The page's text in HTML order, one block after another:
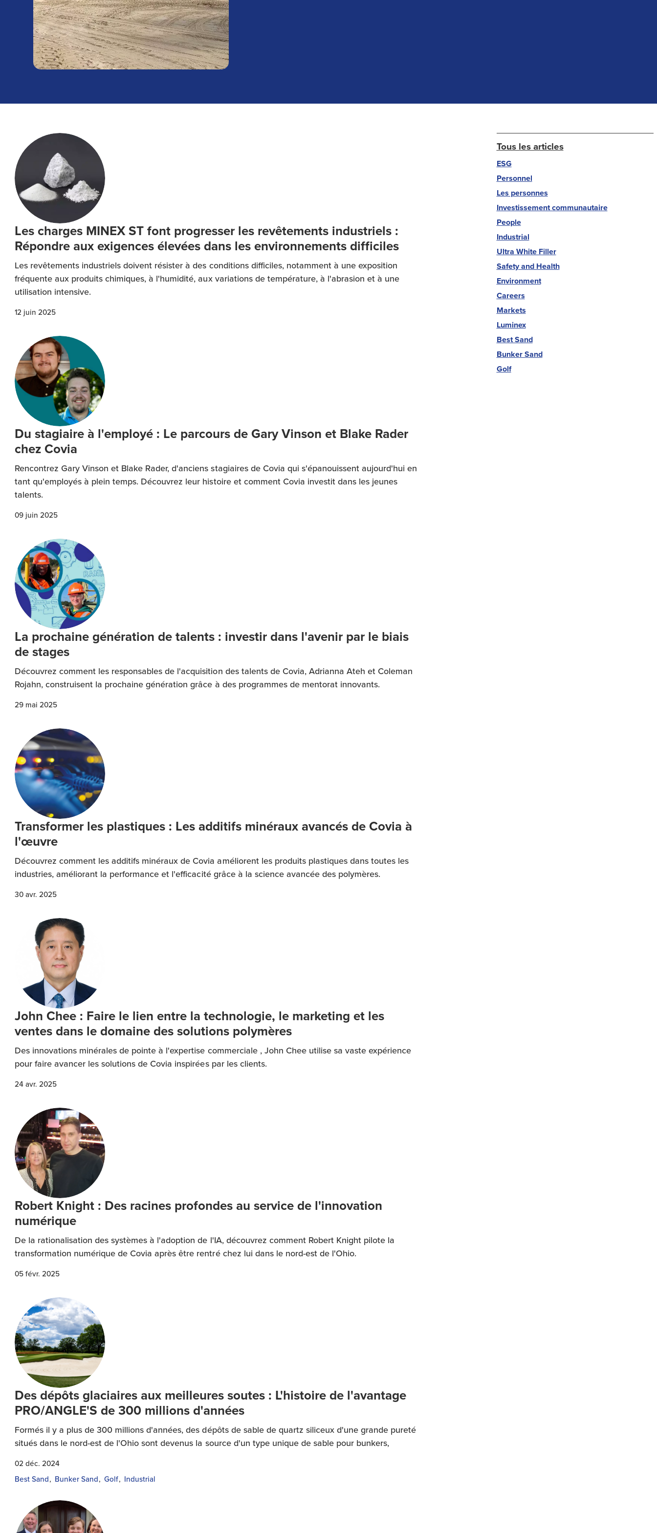
Les charges MINEX ST font progresser les revêtements industriels :
Répondre aux exigences élevées dans les environnements difficiles
Les revêtements industriels doivent résister à des conditions difficiles, notamment à une exposition
fréquente aux produits chimiques, à l'humidité, aux variations de température, à l'abrasion et à une
utilisation intensive.
12 juin 2025
Du stagiaire à l'employé : Le parcours de Gary Vinson et Blake Rader
chez Covia
Rencontrez Gary Vinson et Blake Rader, d'anciens stagiaires de Covia qui s'épanouissent aujourd'hui en
tant qu'employés à plein temps. Découvrez leur histoire et comment Covia investit dans les jeunes
talents.
09 juin 2025
La prochaine génération de talents : investir dans l'avenir par le biais
de stages
Découvrez comment les responsables de l'acquisition des talents de Covia, Adrianna Ateh et Coleman
Rojahn, construisent la prochaine génération grâce à des programmes de mentorat innovants.
29 mai 2025
Transformer les plastiques : Les additifs minéraux avancés de Covia à
l'œuvre
Découvrez comment les additifs minéraux de Covia améliorent les produits plastiques dans toutes les
industries, améliorant la performance et l'efficacité grâce à la science avancée des polymères.
30 avr. 2025
John Chee : Faire le lien entre la technologie, le marketing et les
ventes dans le domaine des solutions polymères
Des innovations minérales de pointe à l'expertise commerciale , John Chee utilise sa vaste expérience
pour faire avancer les solutions de Covia inspirées par les clients.
24 avr. 2025
Robert Knight : Des racines profondes au service de l'innovation
numérique
De la rationalisation des systèmes à l'adoption de l'IA, découvrez comment Robert Knight pilote la
transformation numérique de Covia après être rentré chez lui dans le nord-est de l'Ohio.
05 févr. 2025
Des dépôts glaciaires aux meilleures soutes : L'histoire de l'avantage
PRO/ANGLE'S de 300 millions d'années
Formés il y a plus de 300 millions d'années, des dépôts de sable de quartz siliceux d'une grande pureté
situés dans le nord-est de l'Ohio sont devenus la source d'un type unique de sable pour bunkers,
02 déc. 2024
Best Sand
Bunker Sand Golf Industrial
Tous les articles
ESG
Personnel
Les personnes
Investissement communautaire
People
Industrial
Ultra White Filler
Safety and Health
Environment
Careers
Markets
Luminex
Best Sand
Bunker Sand
Golf